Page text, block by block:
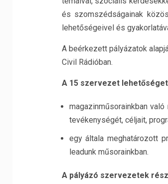
és szomszédságainak
lehetőségeivel és
A beérkezett pályázatok
Civil Rádióban.
A 15 szervezet
magazinműsorainkban
tevékenységét, céljait,
egy általa meghatározott
leadunk műsorainkban.
A pályázó szervezetek